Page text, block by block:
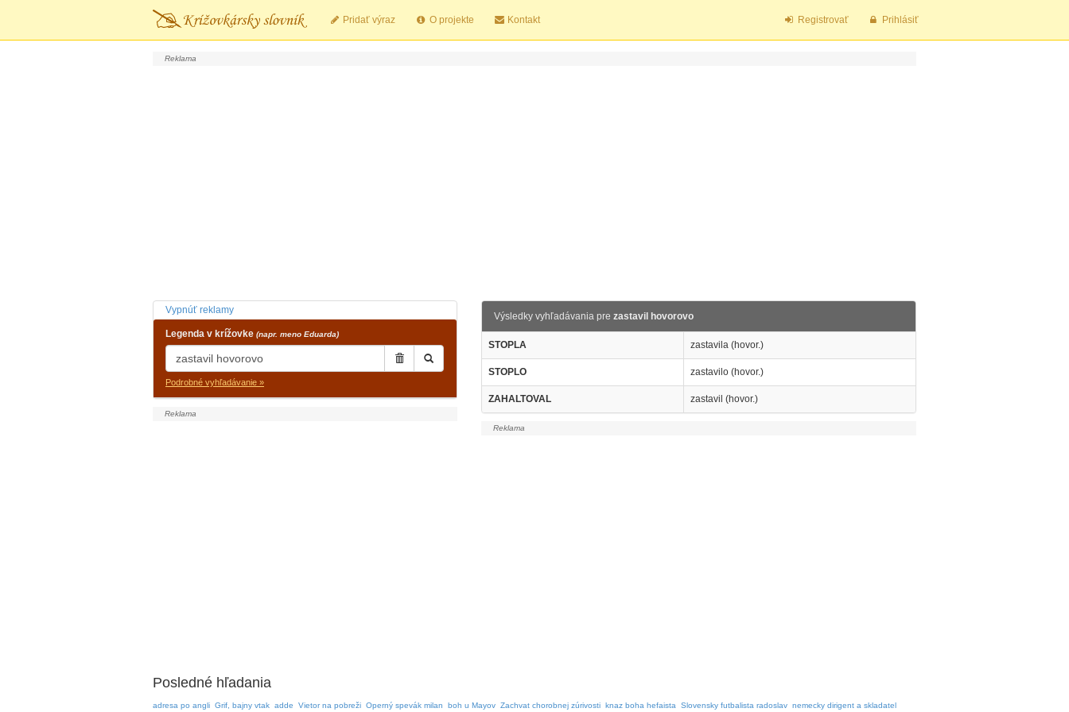
Pridať výraz O projekte Kontakt Registrovať Prihlásiť
Vypnúť reklamy
Legenda v krížovke (napr. meno Eduarda)
Podrobné vyhľadávanie »
Výsledky vyhľadávania pre zastavil hovorovo
STOPLA zastavila (hovor.)
STOPLO zastavilo (hovor.)
ZAHALTOVAL zastavil (hovor.)
Posledné hľadania
adresa po angli Grif, bajny vtak adde Vietor na pobreži Operný spevák milan boh u Mayov Zachvat chorobnej zúrivosti knaz boha hefaista Slovensky futbalista radoslav nemecky dirigent a skladatel